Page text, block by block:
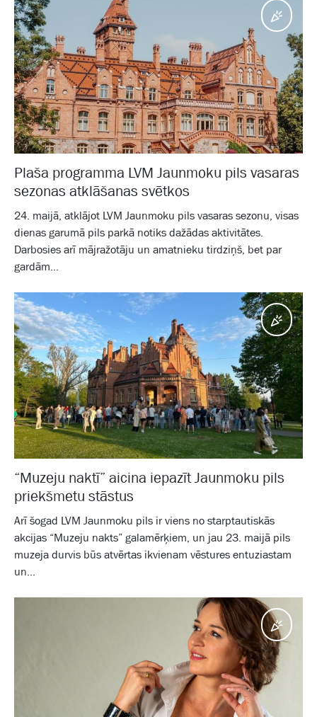
Plaša programma LVM Jaunmoku pils vasaras
sezonas atklāšanas svētkos
24. maijā, atklājot LVM Jaunmoku pils vasaras sezonu, visas
dienas garumā pils parkā notiks dažādas aktivitātes.
Darbosies arī mājražotāju un amatnieku tirdziņš, bet par
gardām...
“Muzeju naktī” aicina iepazīt Jaunmoku pils
priekšmetu stāstus
Arī šogad LVM Jaunmoku pils ir viens no starptautiskās
akcijas “Muzeju nakts” galamērķiem, un jau 23. maijā pils
muzeja durvis būs atvērtas ikvienam vēstures entuziastam
un...